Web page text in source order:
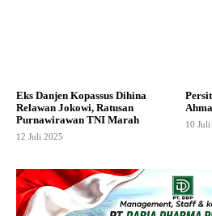
Eks Danjen Kopassus Dihina
Relawan Jokowi, Ratusan
Purnawirawan TNI Marah
12 Juli 2025
10